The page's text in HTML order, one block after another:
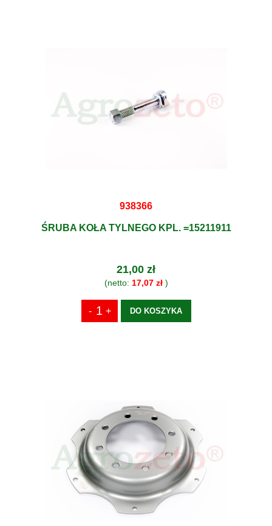
938366
ŚRUBA KOŁA TYLNEGO KPL. =15211911
21,00 zł
(netto: 17,07 zł)
DO KOSZYKA